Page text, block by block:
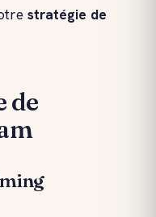
stratégie de
de